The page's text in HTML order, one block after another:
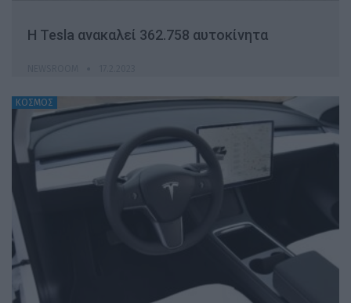
Η Tesla ανακαλεί 362.758 αυτοκίνητα
ΚΟΣΜΟΣ